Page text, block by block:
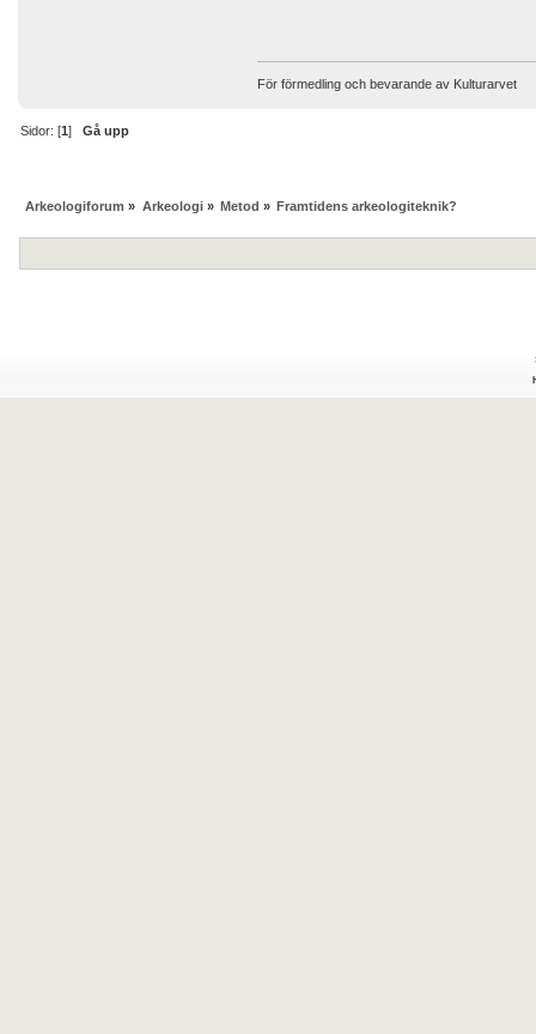
För förmedling och bevarande av Kulturarvet
Sidor: [1]Gå upp
Arkeologiforum » Arkeologi» Metod » Framtidens arkeologiteknik?